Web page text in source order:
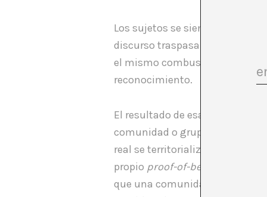
Los sujetos se sienten autores
discurso traspasa la propia
el mismo combustible que
reconocimiento.
El resultado de esa
comunidad o grupo establece
real se territorializa y cada
propio proof-of-belief.
que una comunidad decide lo